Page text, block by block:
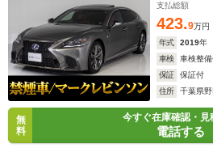
支払総額
423.9万円
年式
2019年
車検
車検整
保証
保証付
住所
千葉県
無
料
今すぐ在庫確認・見
電話する